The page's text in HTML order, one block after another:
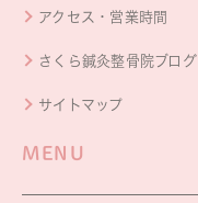
アクセス・営業時間
さくら鍼灸整骨院ブログ
サイトマップ
MENU